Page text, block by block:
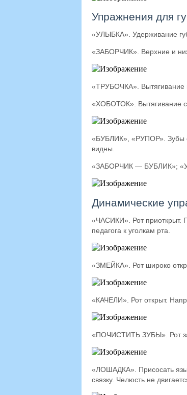
Упражнения для
«УЛЫБКА». Удерживание
«ЗАБОРЧИК». Верхние и
«ТРУБОЧКА». Вытягивание
«ХОБОТОК». Вытягивание
«БУБЛИК», «РУПОР». Зубы
видны.
«ЗАБОРЧИК — БУБЛИК»;
Динамические
«ЧАСИКИ». Рот приоткрыт.
педагога к уголкам рта.
«ЗМЕЙКА». Рот широко
«КАЧЕЛИ». Рот открыт.
«ПОЧИСТИТЬ ЗУБЫ». Рот
«ЛОШАДКА». Присосать
связку. Челюсть не